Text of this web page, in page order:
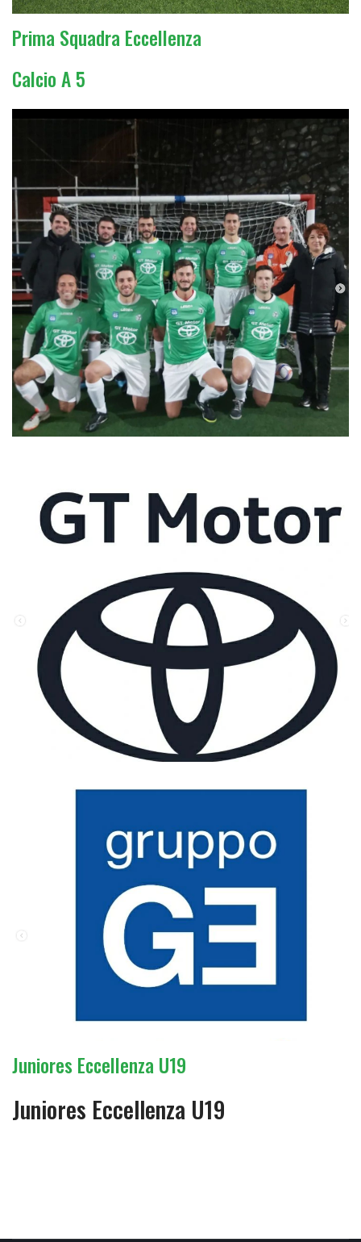
Prima Squadra Eccellenza
Calcio A 5
Juniores Eccellenza U19
Juniores Eccellenza U19